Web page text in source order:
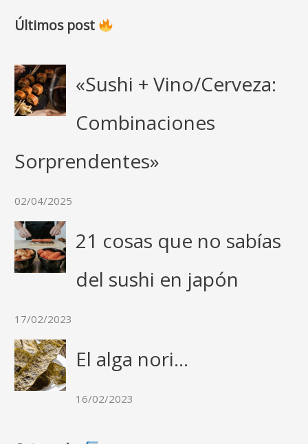
Últimos post
«Sushi + Vino/Cerveza:
Combinaciones
Sorprendentes»
02/04/2025
21 cosas que no sabías
del sushi en japón
17/02/2023
El alga nori…
16/02/2023